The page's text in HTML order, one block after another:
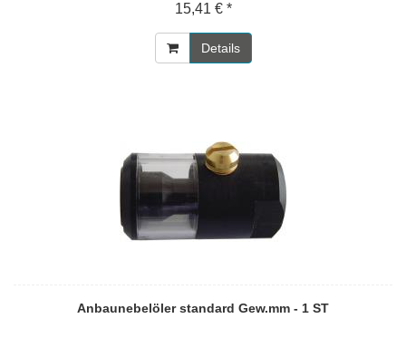
15,41 € *
Details
Anbaunebelöler standard Gew.mm - 1 ST